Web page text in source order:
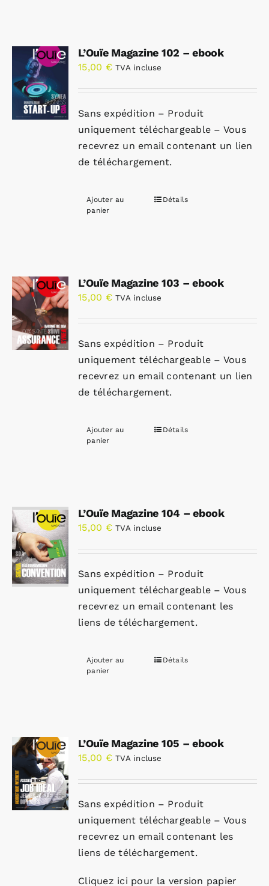
L’Ouïe Magazine 102 – ebook
15,00 € TVA incluse
Sans expédition – Produit
uniquement téléchargeable – Vous
recevrez un email contenant un lien
de téléchargement.
Ajouter au
panier
Détails
L’Ouïe Magazine 103 – ebook
15,00 € TVA incluse
Sans expédition – Produit
uniquement téléchargeable – Vous
recevrez un email contenant un lien
de téléchargement.
Ajouter au
panier
Détails
L’Ouïe Magazine 104 – ebook
15,00 € TVA incluse
Sans expédition – Produit
uniquement téléchargeable – Vous
recevrez un email contenant les
liens de téléchargement.
Ajouter au
panier
Détails
L’Ouïe Magazine 105 – ebook
15,00 € TVA incluse
Sans expédition – Produit
uniquement téléchargeable – Vous
recevrez un email contenant les
liens de téléchargement.
Cliquez ici pour la version papier